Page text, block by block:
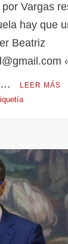
Vargas
hay que
Beatriz
…
LEER MÁS